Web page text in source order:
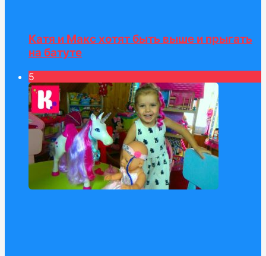
Катя и Макс хотят быть выше и прыгать
на батуте
5